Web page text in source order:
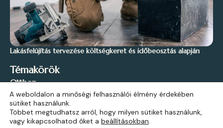
Lakásfelújítás tervezése költségkeret és időbeosztás alapján
Témakörök
Otthon
Stílus és Inspiráció
Kert és Szabadidő
Építkezés
A weboldalon a minőségi felhasználói élmény érdekében
sütiket használunk.
Többet megtudhatsz arról, hogy milyen sütiket használunk,
vagy kikapcsolhatod őket a beállításokban.